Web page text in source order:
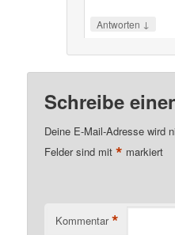
Antworten ↓
Schreibe
Deine E-Mail-Adresse wird
Felder sind mit* markiert
Kommentar *